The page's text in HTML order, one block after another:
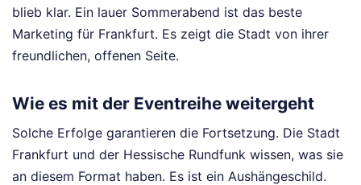
blieb klar. Ein lauer Sommerabend ist das beste
Marketing für Frankfurt. Es zeigt die Stadt von ihrer
freundlichen, offenen Seite.
Wie es mit der Eventreihe weitergeht
Solche Erfolge garantieren die Fortsetzung. Die Stadt
Frankfurt und der Hessische Rundfunk wissen, was sie
an diesem Format haben. Es ist ein Aushängeschild.